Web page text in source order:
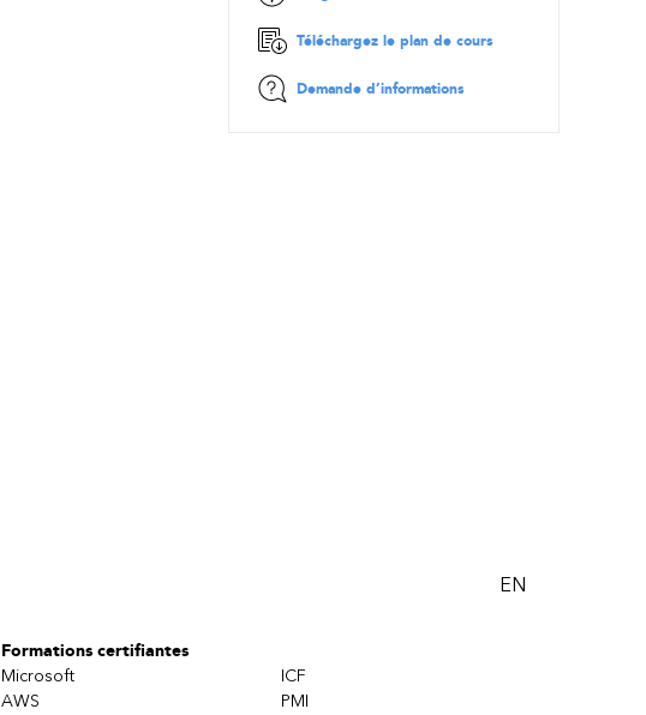
Téléchargez le plan de cours
Demande d’informations
EN
Formations certifiantes
Microsoft
AWS
ICF
PMI